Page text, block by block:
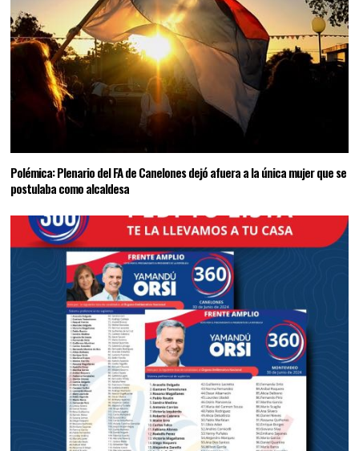
Polémica: Plenario del FA de Canelones dejó afuera a la única mujer que se
postulaba como alcaldesa